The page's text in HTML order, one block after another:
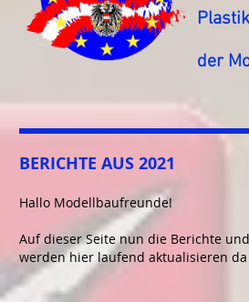
der
BERICHTE AUS 2021
Hallo Modellbaufreunde!
Auf dieser Seite nun die Berichte
werden hier laufend aktualisieren